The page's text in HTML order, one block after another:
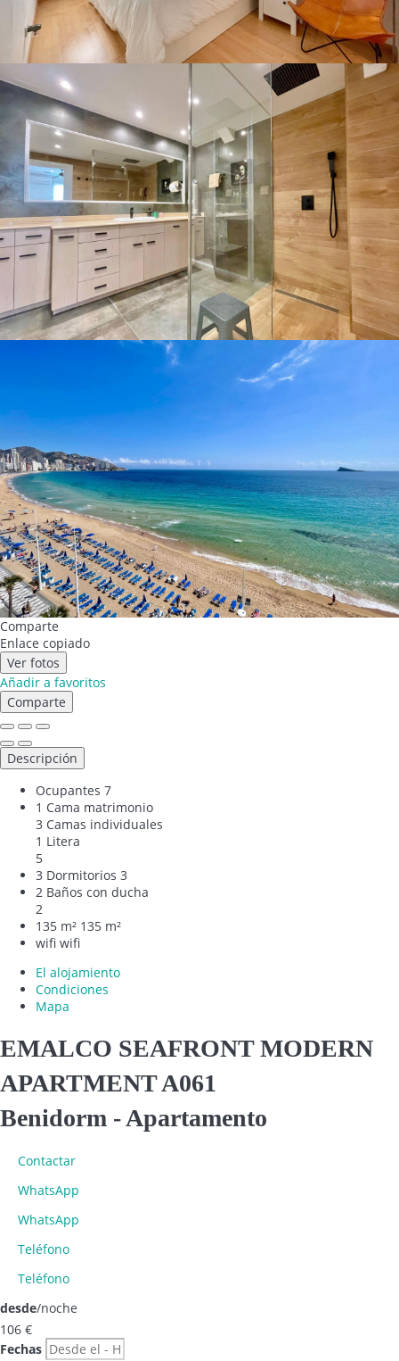
Comparte
Enlace copiado
Ver fotos
Añadir a favoritos
Comparte
Descripción
Ocupantes 7
1 Cama matrimonio
3 Camas individuales
1 Litera
5
3 Dormitorios 3
2 Baños con ducha
2
135 m² 135 m²
wifi wifi
El alojamiento
Condiciones
Mapa
EMALCO SEAFRONT MODERN
APARTMENT A061
Benidorm -Apartamento
Contactar
WhatsApp
WhatsApp
Teléfono
Teléfono
desde/noche
106 €
Fechas